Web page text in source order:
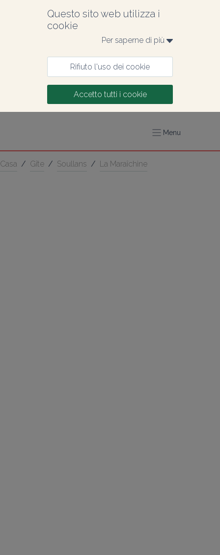
Questo sito web utilizza i
cookie
Per saperne di più
Rifiuto l'uso dei cookie
Accetto tutti i cookie
Menu
Casa / Gîte / Soullans / La Maraîchine